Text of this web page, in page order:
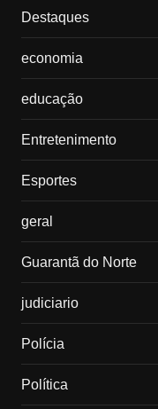
Destaques
economia
educação
Entretenimento
Esportes
geral
Guarantã do Norte
judiciario
Polícia
Política